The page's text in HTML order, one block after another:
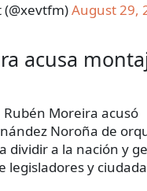
August 29,
acusa
Moreira acusó
Noroña de
dividir a la nación y
legisladores y